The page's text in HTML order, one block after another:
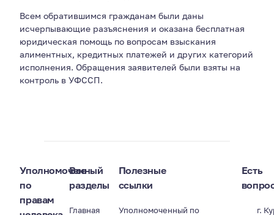
Всем обратившимся гражданам были даны
исчерпывающие разъяснения и оказана бесплатная
юридическая помощь по вопросам взыскания
алиментных, кредитных платежей и других категорий
исполнения. Обращения заявителей были взяты на
контроль в УФССП.
Уполномоченный
по
правам
Все
разделы
Главная
Полезные
ссылки
Уполномоченный по
Есть
г.